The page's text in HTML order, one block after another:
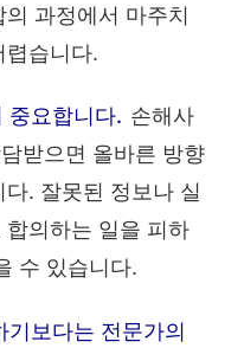
과정에서 마주치
렵습니다.
중요합니다. 손해사
받으면 올바른 방향
. 잘못된 정보나 실
의하는 일을 피하
수 있습니다.
기보다는 전문가의